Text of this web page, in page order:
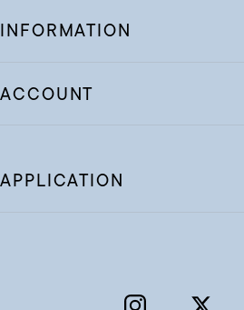
INFORMATION
ACCOUNT
APPLICATION